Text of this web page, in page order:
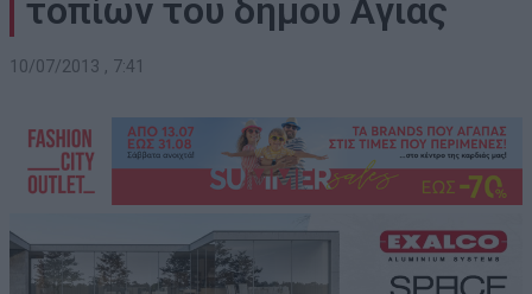
τοπίων του δήμου Άγιας
10/07/2013 , 7:41